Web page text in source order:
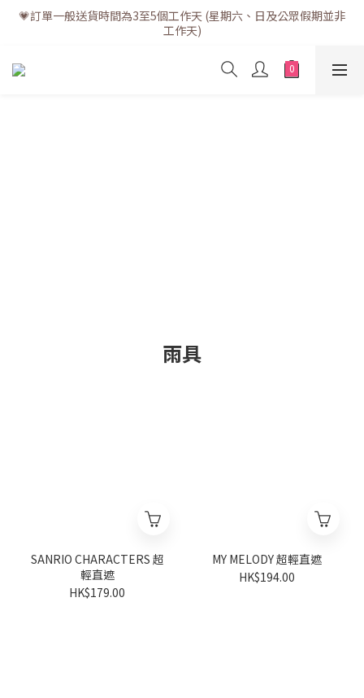
💗訂單一般送貨時間為3至5個工作天 (星期六、日及公眾假期並非
工作天)
💗訂單一般送貨時間為3至5個工作天 (星期六、日及公眾假期並非
工作天)
💗折實滿$400免運費 | 滿$200免自取點運費
雨具
SANRIO CHARACTERS 超
輕直遮
HK$179.00
MY MELODY 超輕直遮
HK$194.00